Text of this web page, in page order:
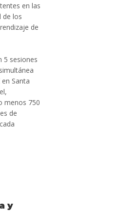
en las
de los
de
5 sesiones
en Santa
menos 750
de
y